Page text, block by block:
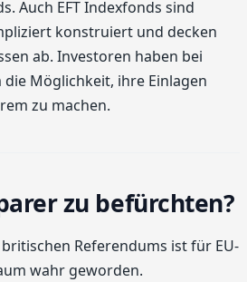
Auch EFT Indexfonds sind
konstruiert und decken
ab. Investoren haben bei
Möglichkeit, ihre Einlagen
zu machen.
zu befürchten?
Referendums ist für EU-
wahr geworden.